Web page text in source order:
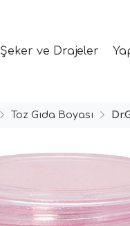
Şeker ve Drajeler
Toz Gıda Boyası